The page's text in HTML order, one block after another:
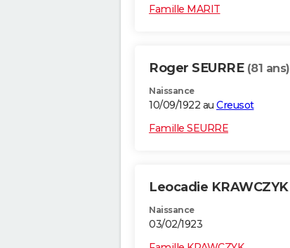
Famille MARIT
Roger SEURRE (81 ans)
Naissance
10/09/1922 au Creusot
Famille SEURRE
Leocadie KRAWCZYK
Naissance
03/02/1923